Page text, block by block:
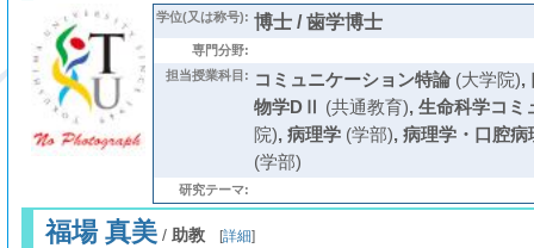
学位(又は称号): 博士 / 歯学博士
専門分野:
担当授業科目: コミュニケーション特論(大学院),
物学DⅡ (共通教育), 生命科学コミ
院), 病理学(学部), 病理学・口腔病
(学部)
研究テーマ:
福場 真美/ 助教 [詳細]